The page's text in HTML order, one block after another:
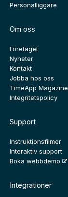
Personalliggare
Om oss
Företaget
Nyheter
Kontakt
Jobba hos oss
TimeApp Magazine
Integritetspolicy
Support
Instruktionsfilmer
Interaktiv support
Boka webbdemo
Integrationer